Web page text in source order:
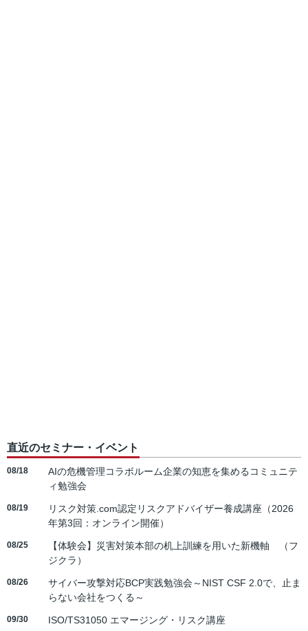
直近のセミナー・イベント
08/18
AIの危機管理コラボルーム企業の知恵を集めるコミュニテ
ィ勉強会
08/19
リスク対策.com認定リスクアドバイザー養成講座（2026
年第3回：オンライン開催）
08/25
【体験会】災害対策本部の机上訓練を用いた新機軸 （フ
ジクラ）
08/26
サイバー攻撃対応BCP実践勉強会～NIST CSF 2.0で、止ま
らない会社をつくる～
09/30 ISO/TS31050 エマージング・リスク講座